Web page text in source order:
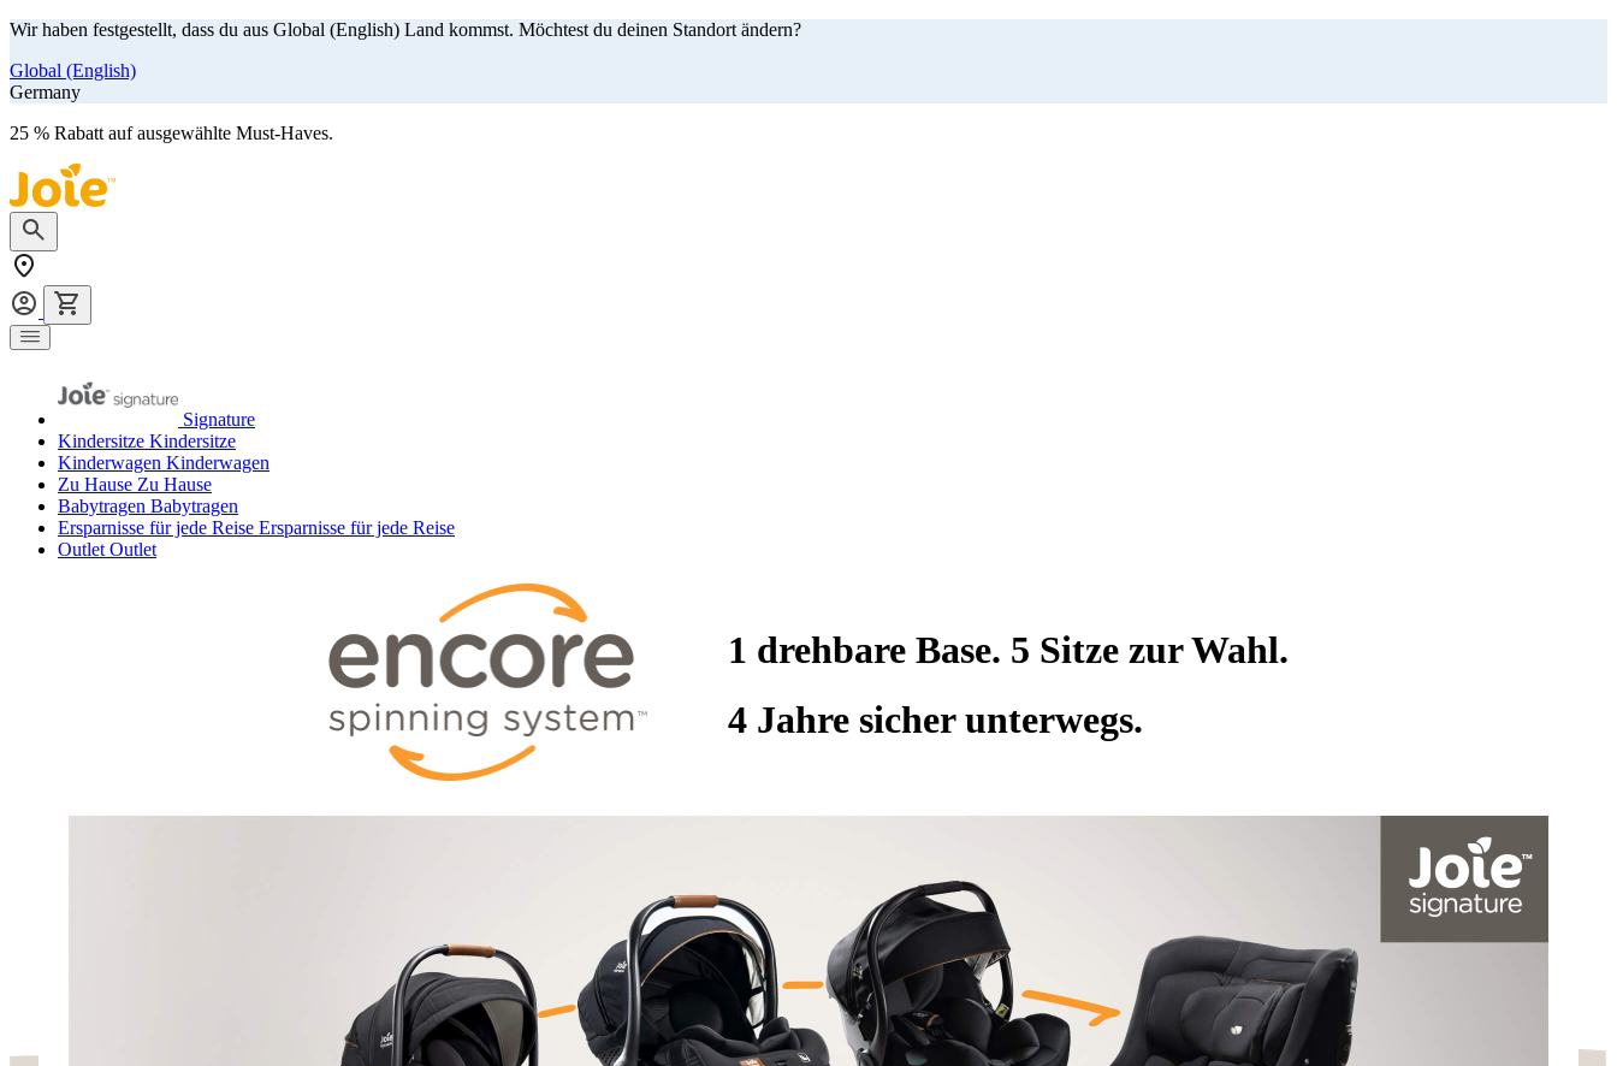
Wir haben festgestellt, dass du aus Global (English) Land kommst. Möchtest du deinen Standort ändern?
Global (English)
Germany
25 % Rabatt auf ausgewählte Must-Haves.
Navigation umschalten
Signature
Kindersitze Kindersitze
Kinderwagen Kinderwagen
Zu Hause Zu Hause
Babytragen Babytragen
Ersparnisse für jede Reise Ersparnisse für jede Reise
Outlet Outlet
1 drehbare Base. 5 Sitze zur Wahl.
4 Jahre sicher unterwegs.